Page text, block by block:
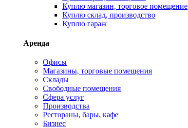
Куплю магазин, торговое помещение
Куплю склад, производство
Куплю гараж
Аренда
Офисы
Магазины, торговые помещения
Склады
Свободные помещения
Сфера услуг
Производства
Рестораны, бары, кафе
Бизнес